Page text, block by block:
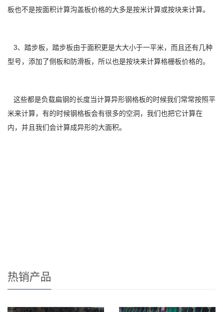
板也不是按面积计算沟盖板价格的大多是按米计算或按块来计算。
3、踏步板，踏步板由于面积更是大大小于一平米，而且还有几种
型号，添加了侧板和防滑板，所以也是按块来计算格栅板价格的。
这些都是负载扁钢的长度当计算异形钢格板的时候我们常常按照平
米来计算，有的时候钢格板会有很多的空洞，我们也把它计算在
内，并且我们会计算成异形的大面积。
热销产品